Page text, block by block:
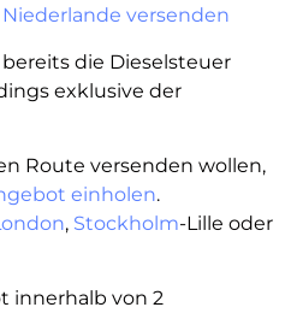
versenden
die Dieselsteuer
exklusive der
Route versenden wollen,
einholen.
, Stockholm-Lille oder
innerhalb von 2